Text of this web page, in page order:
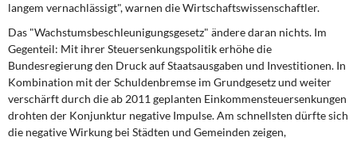
langem vernachlässigt", warnen die Wirtschaftswissenschaftler.
Das "Wachstumsbeschleunigungsgesetz" ändere daran nichts. Im
Gegenteil: Mit ihrer Steuersenkungspolitik erhöhe die
Bundesregierung den Druck auf Staatsausgaben und Investitionen. In
Kombination mit der Schuldenbremse im Grundgesetz und weiter
verschärft durch die ab 2011 geplanten Einkommensteuersenkungen
drohten der Konjunktur negative Impulse. Am schnellsten dürfte sich
die negative Wirkung bei Städten und Gemeinden zeigen,